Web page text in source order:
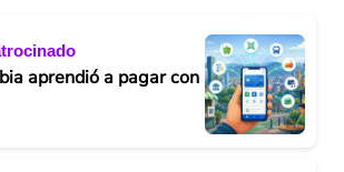
aprendió a pagar con